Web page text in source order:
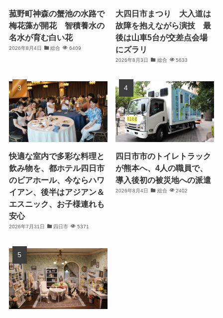
菰野町神森の蟹池の水路で
梅花藻が開花 智積養水の
名水が育む白い花
2026年8月4日 総合 6409
大四日市まつり 大入道は
故障を抱えながら演技 最
後は山車5台が交差点会場
にズラリ
2026年8月3日 総合 5633
快適な室内で多彩な料理と
飲み物を、都ホテル四日市
のビアホール、今ならハワ
イアン、後半はアジアン＆
エスニック、お子様連れも
安心
2026年7月31日 四日市 5371
四日市市のトイレトラック
が熊本へ、4人の職員で、
導入後初の被災地への派遣
2026年8月4日 総合 2402